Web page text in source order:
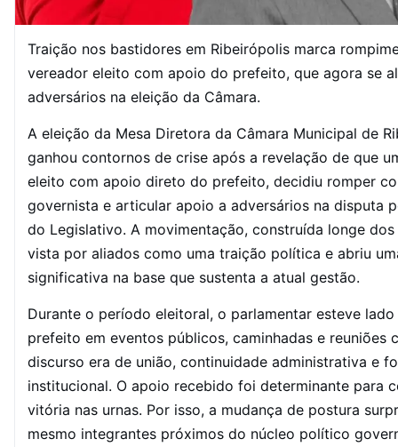
Traição nos bastidores em Ribeirópolis marca
vereador eleito com apoio do prefeito, que agora se
adversários na eleição da Câmara.
A eleição da Mesa Diretora da Câmara Municipal de
ganhou contornos de crise após a revelação de que
eleito com apoio direto do prefeito, decidiu romper
governista e articular apoio a adversários na disputa
do Legislativo. A movimentação, construída longe
vista por aliados como uma traição política e abriu
significativa na base que sustenta a atual gestão.
Durante o período eleitoral, o parlamentar esteve
prefeito em eventos públicos, caminhadas e reuniões
discurso era de união, continuidade administrativa e
institucional. O apoio recebido foi determinante para
vitória nas urnas. Por isso, a mudança de postura
mesmo integrantes próximos do núcleo político